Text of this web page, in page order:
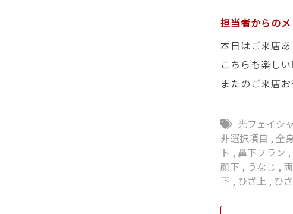
担当者からの
本日はご来店
こちらも楽し
またのご来店
光フェイシ
非選択項目 ,全
ト , 鼻下プラン ,
顔下 , うなじ ,
下 , ひざ上 , ひ